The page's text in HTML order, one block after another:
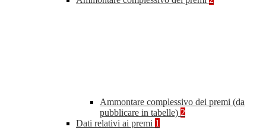
Ammontare complessivo dei premi (da
pubblicare in tabelle) 2
Dati relativi ai premi 1